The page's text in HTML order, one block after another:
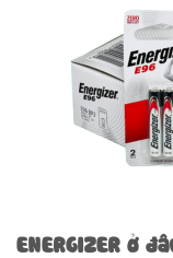
ENERGIZER ở